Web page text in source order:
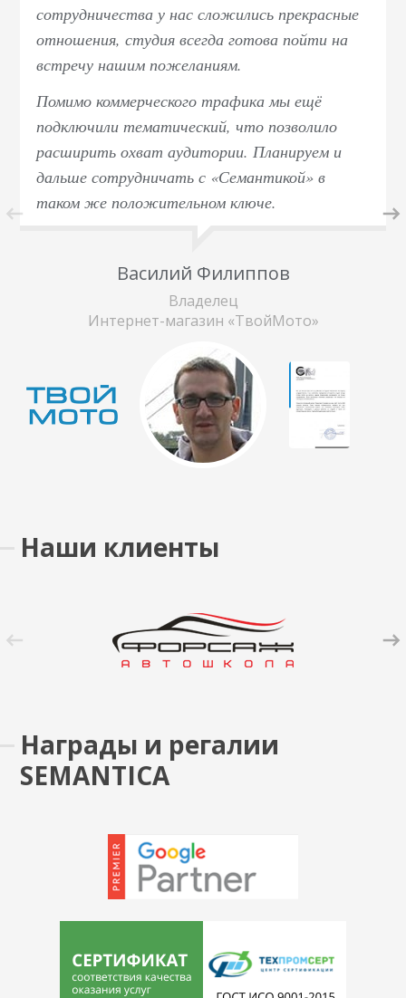
сотрудничества у нас сложились прекрасные
отношения, студия всегда готова пойти на
встречу нашим пожеланиям.
Помимо коммерческого трафика мы ещё
подключили тематический, что позволило
расширить охват аудитории. Планируем и
дальше сотрудничать с «Семантикой» в
таком же положительном ключе.
Василий Филиппов
Владелец
Интернет-магазин «ТвойМото»
Наши клиенты
Награды и регалии
SEMANTICA